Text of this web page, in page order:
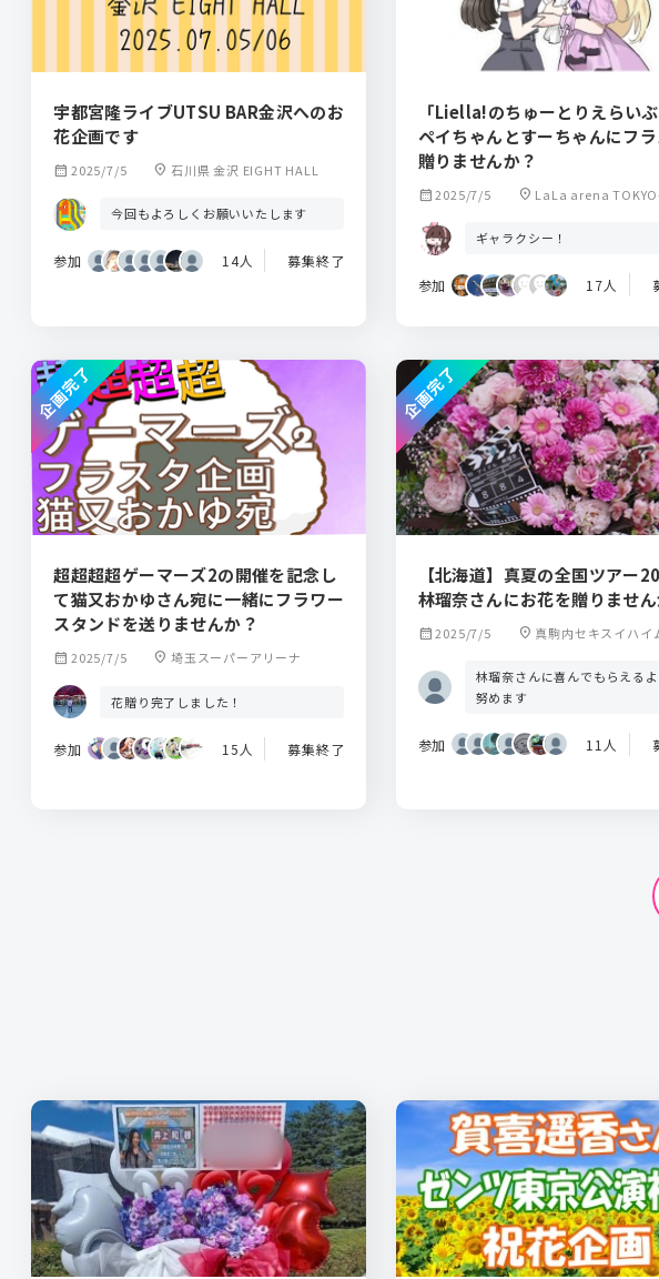
宇都宮隆ライブUTSU BAR金沢へのお
花企画です
calendar_month 2025/7/5 location_on 石川県 金沢 EIGHT HALL
今回もよろしくお願いいたします
参加 14人 募集終了
「Liella!のちゅーとりえらい
ペイちゃんとすーちゃんにフ
贈りませんか？
calendar_month2025/7/5 location_on LaLa arena
ギャラクシー！
参加 17人
超超超超ゲーマーズ2の開催を記念し
て猫又おかゆさん宛に一緒にフラワー
スタンドを送りませんか？
calendar_month 2025/7/5 location_on 埼玉スーパーアリーナ
花贈り完了しました！
参加 15人 募集終了
企画完了
【北海道】真夏の全国ツアー
林瑠奈さんにお花を贈りません
calendar_month2025/7/5 location_on 真駒内セキスイハイ
林瑠奈さんに喜んでもらえる
努めます
参加 11人
企画完了